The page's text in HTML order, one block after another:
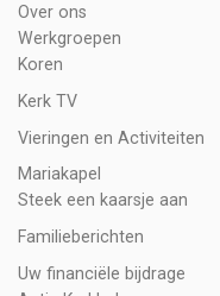
Over ons
Werkgroepen
Koren
Kerk TV
Vieringen en Activiteiten
Mariakapel
Steek een kaarsje aan
Familieberichten
Uw financiële bijdrage